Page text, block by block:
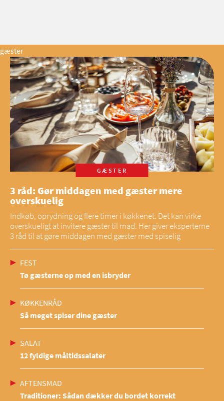
gæster
GÆSTER
3 råd: Gør middagen med gæster mere
overskuelig
Indkøb, oprydning og flere timer i køkkenet. Det kan virke
overskueligt at invitere gæster til mad. Her giver eksperterne
3 råd til at gøre middagen med gæster med spiselig
FEST
Tø gæsterne op med en isbryder
KØKKENRÅD
Så meget spiser dine gæster
SALAT
12 fyldige måltidssalater
AFTENSMAD
Traditioner: Sådan dækker du bordet korrekt